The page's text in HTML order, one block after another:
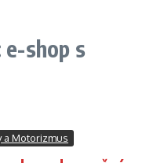
shop s
a Motorizmus